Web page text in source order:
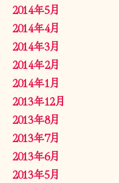
2014年5月
2014年4月
2014年3月
2014年2月
2014年1月
2013年12月
2013年8月
2013年7月
2013年6月
2013年5月